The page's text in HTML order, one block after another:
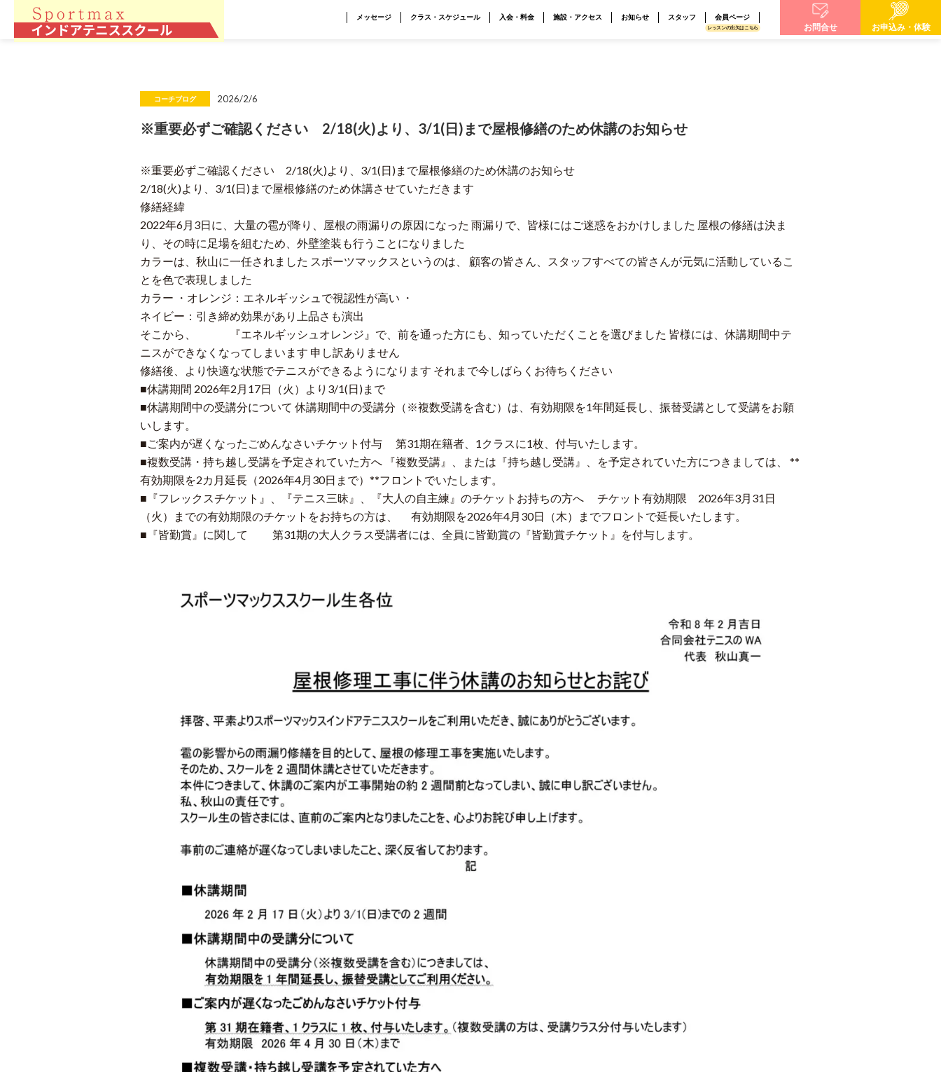
メッセージ クラス・スケジュール 入会・料金 施設・アクセス お知らせ スタッフ 会員ページ
レッスンの出欠はこちら お問合せ お申込み・体験
コーチブログ 2026/2/6
※重要必ずご確認ください 2/18(火)より、3/1(日)まで屋根修繕のため休講のお知らせ
※重要必ずご確認ください 2/18(火)より、3/1(日)まで屋根修繕のため休講のお知らせ
2/18(火)より、3/1(日)まで屋根修繕のため休講させていただきます
修繕経緯
2022年6月3日に、大量の雹が降り、屋根の雨漏りの原因になった 雨漏りで、皆様にはご迷惑をおかけしました 屋根の修繕は決ま
り、その時に足場を組むため、外壁塗装も行うことになりました
カラーは、秋山に一任されました スポーツマックスというのは、 顧客の皆さん、スタッフすべての皆さんが元気に活動しているこ
とを色で表現しました
カラー ・オレンジ：エネルギッシュで視認性が高い ・
ネイビー：引き締め効果があり上品さも演出
そこから、 『エネルギッシュオレンジ』で、前を通った方にも、知っていただくことを選びました 皆様には、休講期間中テ
ニスができなくなってしまいます 申し訳ありません
修繕後、より快適な状態でテニスができるようになります それまで今しばらくお待ちください
■休講期間 2026年2月17日（火）より3/1(日)まで
■休講期間中の受講分について 休講期間中の受講分（※複数受講を含む）は、有効期限を1年間延長し、振替受講として受講をお願
いします。
■ご案内が遅くなったごめんなさいチケット付与 第31期在籍者、1クラスに1枚、付与いたします。
■複数受講・持ち越し受講を予定されていた方へ 『複数受講』、または『持ち越し受講』、を予定されていた方につきましては、 **
有効期限を2カ月延長（2026年4月30日まで）**フロントでいたします。
■『フレックスチケット』、『テニス三昧』、『大人の自主練』のチケットお持ちの方へ チケット有効期限 2026年3月31日
（火）までの有効期限のチケットをお持ちの方は、 有効期限を2026年4月30日（木）までフロントで延長いたします。
■『皆勤賞』に関して 第31期の大人クラス受講者には、全員に皆勤賞の『皆勤賞チケット』を付与します。